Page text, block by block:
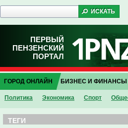
ПЕРВЫЙ
ПЕНЗЕНСКИЙ
ПОРТАЛ
ГОРОД ОНЛАЙН
Политика Экономика Спорт
БИЗНЕС И ФИНАНСЫ
ТЕГИ